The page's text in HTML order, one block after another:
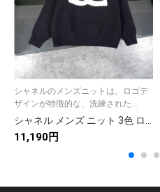
シャネルのメンズニットは、ロゴデ
ザインが特徴的な、洗練された...
11,190円